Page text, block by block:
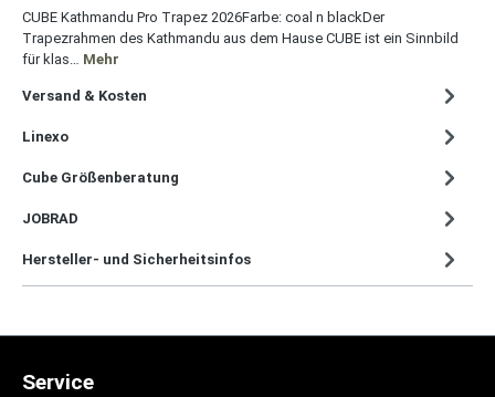
CUBE Kathmandu Pro Trapez 2026Farbe: coal n blackDer
Trapezrahmen des Kathmandu aus dem Hause CUBE ist ein Sinnbild
für klas… Mehr
Versand & Kosten
Linexo
Cube Größenberatung
JOBRAD
Hersteller- und Sicherheitsinfos
Service